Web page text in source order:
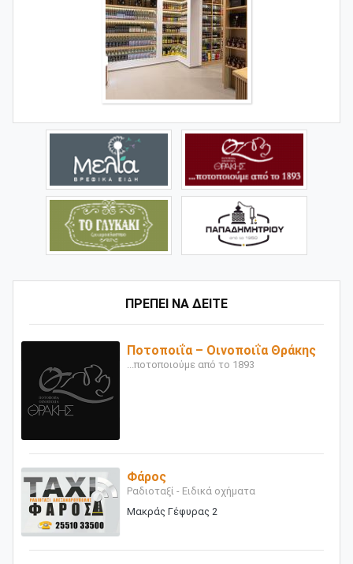
ΠΡΕΠΕΙ ΝΑ ΔΕΙΤΕ
Ποτοποιΐα – Οινοποιΐα Θράκης
...ποτοποιούμε από το 1893
Φάρος
Ραδιοταξί - Ειδικά οχήματα
Μακράς Γέφυρας 2